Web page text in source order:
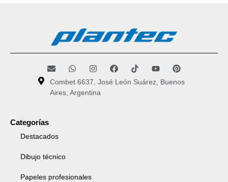
Combet 6637, José León Suárez, Buenos
Aires, Argentina
Categorías
Destacados
Dibujo técnico
Papeles profesionales